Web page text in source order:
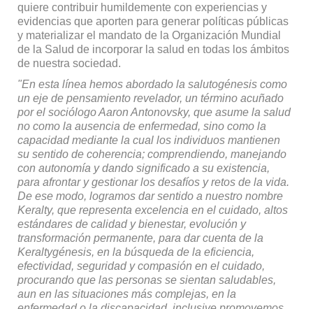
quiere contribuir humildemente con experiencias y
evidencias que aporten para generar políticas pú­blicas
y materializar el mandato de la Organización Mundial
de la Salud de incorporar la salud en todas los ámbitos
de nuestra sociedad.
"En esta línea hemos abordado la salutogénesis como
un eje de pensamiento revelador, un término acuñado
por el sociólogo Aaron Antonovsky, que asume la salud
no como la ausencia de enfermedad, sino como la
capacidad mediante la cual los individuos mantienen
su sentido de coherencia; compren­diendo, manejando
con autonomía y dando significado a su existencia,
para afrontar y gestionar los desafíos y retos de la vida.
De ese modo, logramos dar sentido a nuestro nombre
Keralty, que representa excelencia en el cuidado, altos
estándares de calidad y bienestar, evolución y
transformación per­manente, para dar cuenta de la
Keraltygénesis, en la búsqueda de la eficiencia,
efectividad, seguridad y compasión en el cuidado,
procu­rando que las personas se sientan saludables,
aun en las situaciones más complejas, en la